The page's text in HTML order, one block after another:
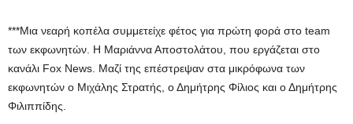
***Μια νεαρή κοπέλα συμμετείχε φέτος για πρώτη φορά στο team
των εκφωνητών. Η Μαριάννα Αποστολάτου, που εργάζεται στο
κανάλι Fox News. Mαζί της επέστρεψαν στα μικρόφωνα των
εκφωνητών ο Μιχάλης Στρατής, ο Δημήτρης Φίλιος και ο Δημήτρης
Φιλιππίδης.